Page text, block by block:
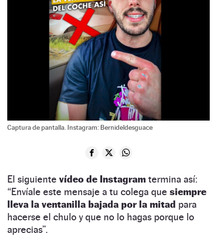
Captura de pantalla. Instagram: Bernideldesguace
El siguiente vídeo de Instagram termina así:
“Envíale este mensaje a tu colega que siempre
lleva la ventanilla bajada por la mitad para
hacerse el chulo y que no lo hagas porque lo
aprecias”.